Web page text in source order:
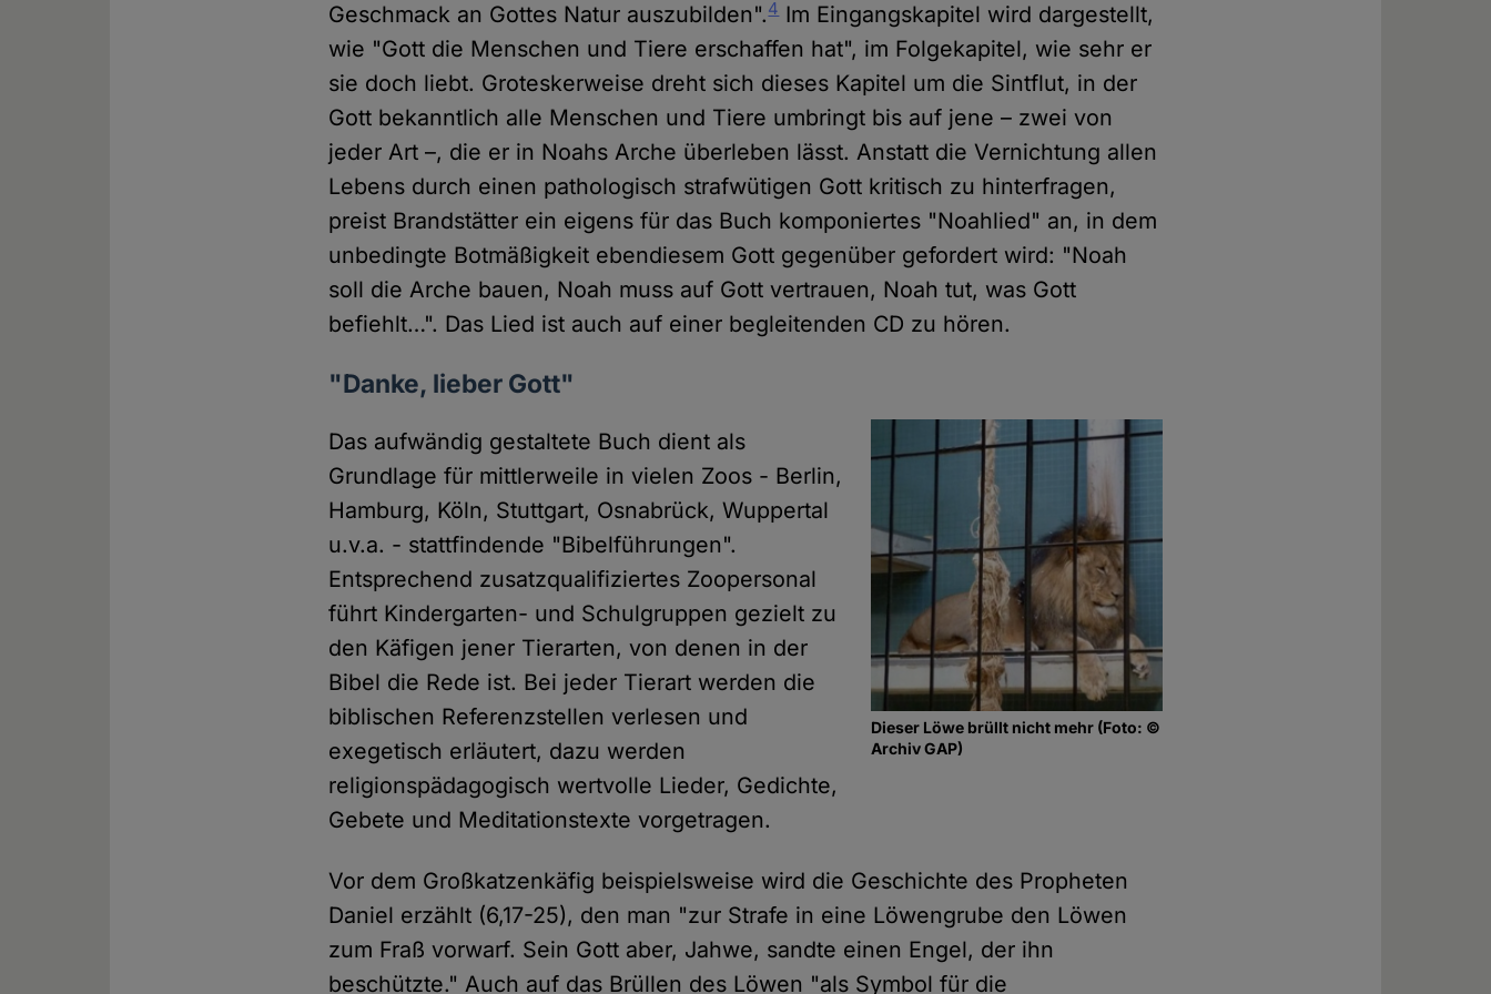
Geschmack an Gottes Natur auszubilden".4Im Eingangskapitel wird dargestellt,
wie "Gott die Menschen und Tiere erschaffen hat", im Folgekapitel, wie sehr er
sie doch liebt. Groteskerweise dreht sich dieses Kapitel um die Sintflut, in der
Gott bekanntlich alle Menschen und Tiere umbringt bis auf jene – zwei von
jeder Art –, die er in Noahs Arche überleben lässt. Anstatt die Vernichtung allen
Lebens durch einen pathologisch strafwütigen Gott kritisch zu hinterfragen,
preist Brandstätter ein eigens für das Buch komponiertes "Noahlied" an, in dem
unbedingte Botmäßigkeit ebendiesem Gott gegenüber gefordert wird: "Noah
soll die Arche bauen, Noah muss auf Gott vertrauen, Noah tut, was Gott
befiehlt…". Das Lied ist auch auf einer begleitenden CD zu hören.
"Danke, lieber Gott"
Dieser Löwe brüllt nicht mehr (Foto: ©
Archiv GAP)
Das aufwändig gestaltete Buch dient als
Grundlage für mittlerweile in vielen Zoos - Berlin,
Hamburg, Köln, Stuttgart, Osnabrück, Wuppertal
u.v.a. - stattfindende "Bibelführungen".
Entsprechend zusatzqualifiziertes Zoopersonal
führt Kindergarten- und Schulgruppen gezielt zu
den Käfigen jener Tierarten, von denen in der
Bibel die Rede ist. Bei jeder Tierart werden die
biblischen Referenzstellen verlesen und
exegetisch erläutert, dazu werden
religionspädagogisch wertvolle Lieder, Gedichte,
Gebete und Meditationstexte vorgetragen.
Vor dem Großkatzenkäfig beispielsweise wird die Geschichte des Propheten
Daniel erzählt (6,17-25), den man "zur Strafe in eine Löwengrube den Löwen
zum Fraß vorwarf. Sein Gott aber, Jahwe, sandte einen Engel, der ihn
beschützte." Auch auf das Brüllen des Löwen "als Symbol für die